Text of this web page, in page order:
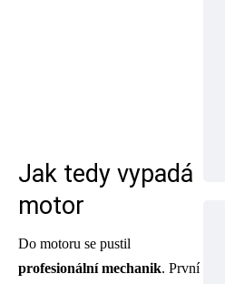
Jak tedy vypadá
motor
Do motoru se pustil
profesionální mechanik. První